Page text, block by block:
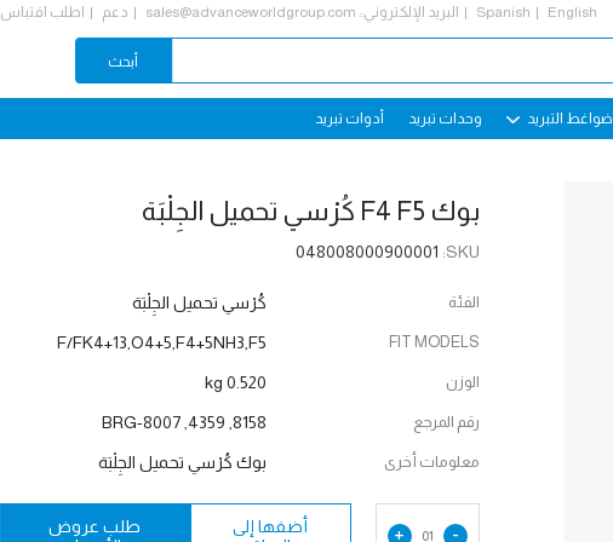
English
Spanish البريد الإلكتروني:: sales@advanceworldgroup.com دعم اطلب اقتباس
ضواغط التبريد وحدات تبريد أدوات تبريد
بوك F4 F5 كُرْسي تحميل الجِلْبَة
SKU:
الفئة كُرْسي تحميل الجِلْبَة
FIT MODELS
F/FK4+13,O4+5,F4+5NH3,F5
الوزن 0.520 kg
رقم المرجع 8158, 4359, BRG-8007
معلومات أخرى بوك كُرْسي تحميل الجِلْبَة
-
01
+
أضفها إلى
طلب عروض